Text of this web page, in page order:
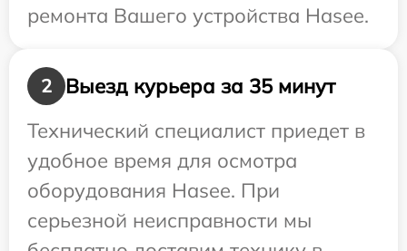
ремонта Вашего устройства Hasee.
2
Выезд курьера за 35 минут
Технический специалист приедет в
удобное время для осмотра
оборудования Hasee. При
серьезной неисправности мы